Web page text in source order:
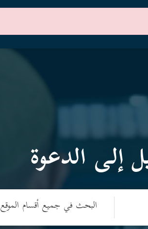
إلى الدعوة
البحث في جميع أقسام الموقع